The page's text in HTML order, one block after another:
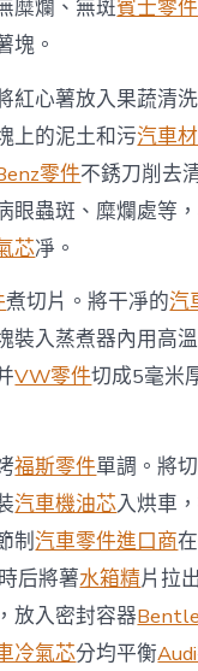
糜爛、無斑賓士零件
塊。
紅心薯放入果蔬清
上的泥土和污汽車
零件不銹刀削去
眼蟲斑、糜爛處等
芯凈。
煮切片。將干凈的汽
裝入蒸煮器內用高
VW零件切成5毫米
福斯零件單調。將
汽車機油芯入烘車
制汽車零件進口商
后將薯水箱精片拉
放入密封容器
冷氣芯分均平衡